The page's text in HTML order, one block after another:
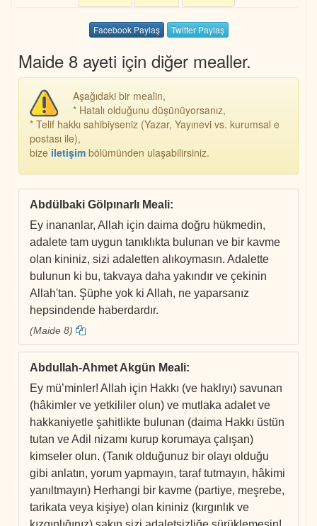
Facebook Paylaş Twitter Paylaş
Maide 8 ayeti için diğer mealler.
Aşağıdaki bir mealin,
* Hatalı olduğunu düşünüyorsanız,
* Telif hakkı sahibiyseniz (Yazar, Yayınevi vs. kurumsal e
postası ile),
bize iletişim bölümünden ulaşabilirsiniz.
Abdülbaki Gölpınarlı Meali:
Ey inananlar, Allah için daima doğru hükmedin,
adalete tam uygun tanıklıkta bulunan ve bir kavme
olan kininiz, sizi adaletten alıkoymasın. Adalette
bulunun ki bu, takvaya daha yakındır ve çekinin
Allah'tan. Şüphe yok ki Allah, ne yaparsanız
hepsindende haberdardır.
(Maide 8)
Abdullah-Ahmet Akgün Meali:
Ey mü’minler! Allah için Hakkı (ve haklıyı) savunan
(hâkimler ve yetkililer olun) ve mutlaka adalet ve
hakkaniyetle şahitlikte bulunan (daima Hakkı üstün
tutan ve Adil nizamı kurup korumaya çalışan)
kimseler olun. (Tanık olduğunuz bir olayı olduğu
gibi anlatın, yorum yapmayın, taraf tutmayın, hâkimi
yanıltmayın) Herhangi bir kavme (partiye, meşrebe,
tarikata veya kişiye) olan kininiz (kırgınlık ve